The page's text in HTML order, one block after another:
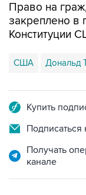
Право на
закреплено в
Конституции
США Дональд
Купить
Подписаться
Получать
канале